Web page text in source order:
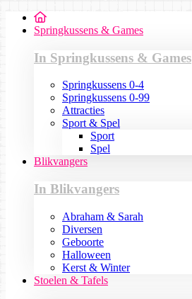
Springkussens & Games
In Springkussens & Games
Springkussens 0-4
Springkussens 0-99
Attracties
Sport & Spel
Sport
Spel
Blikvangers
In Blikvangers
Abraham & Sarah
Diversen
Geboorte
Halloween
Kerst & Winter
Stoelen & Tafels